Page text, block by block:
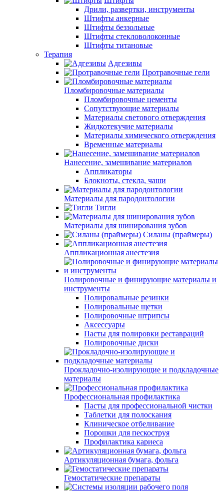
Дрили, развертки, инструменты
Штифты анкерные
Штифты беззольные
Штифты стекловолоконные
Штифты титановые
Терапия
Адгезивы
Протравочные гели
Пломбировочные материалы
Пломбировочные цементы
Сопутствующие материалы
Материалы светового отверждения
Жидкотекучие материалы
Материалы химического отверждения
Временные материалы
Нанесение, замешивание материалов
Аппликаторы
Блокноты, стекла, чаши
Материалы для пародонтологии
Тигли
Материалы для шинирования зубов
Силаны (праймеры)
Аппликационная анестезия
Полировочные и финирующие материалы и
инструменты
Полировальные резинки
Полировальные щетки
Полировочные штрипсы
Аксессуары
Пасты для полировки реставраций
Полировочные диски
Прокладочно-изолирующие и подкладочные
материалы
Профессиональная профилактика
Пасты для профессиональной чистки
Таблетки для полоскания
Клиническое отбеливание
Порошки для пескоструя
Профилактика кариеса
Артикуляционная бумага, фольга
Гемостатические препараты